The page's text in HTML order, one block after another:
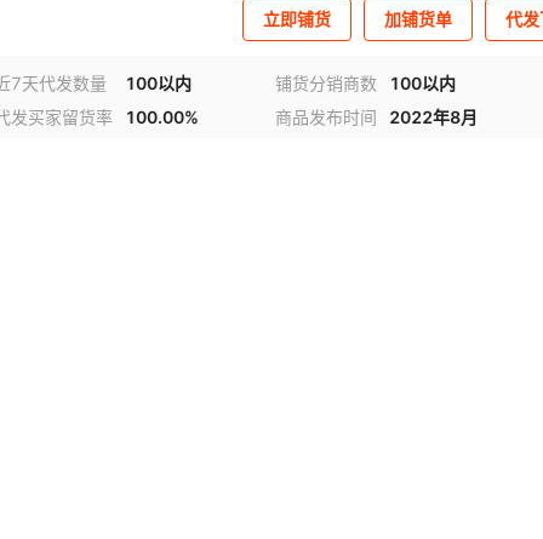
立即铺货 加铺货单 代
7天代发数量 100以内 铺货分销商数
100以内
发买家留货率 100.00% 商品发布时间 2022年8月